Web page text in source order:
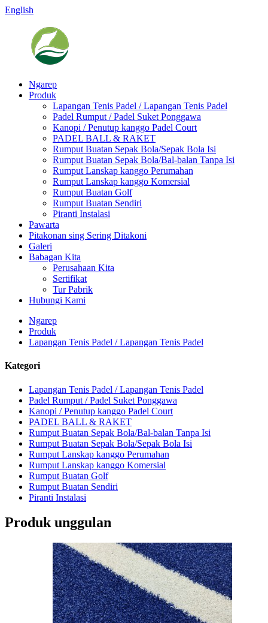
English
Ngarep
Produk
Lapangan Tenis Padel / Lapangan Tenis Padel
Padel Rumput / Padel Suket Ponggawa
Kanopi / Penutup kanggo Padel Court
PADEL BALL & RAKET
Rumput Buatan Sepak Bola/Sepak Bola Isi
Rumput Buatan Sepak Bola/Bal-balan Tanpa Isi
Rumput Lanskap kanggo Perumahan
Rumput Lanskap kanggo Komersial
Rumput Buatan Golf
Rumput Buatan Sendiri
Piranti Instalasi
Pawarta
Pitakonan sing Sering Ditakoni
Galeri
Babagan Kita
Perusahaan Kita
Sertifikat
Tur Pabrik
Hubungi Kami
Ngarep
Produk
Lapangan Tenis Padel / Lapangan Tenis Padel
Kategori
Lapangan Tenis Padel / Lapangan Tenis Padel
Padel Rumput / Padel Suket Ponggawa
Kanopi / Penutup kanggo Padel Court
PADEL BALL & RAKET
Rumput Buatan Sepak Bola/Bal-balan Tanpa Isi
Rumput Buatan Sepak Bola/Sepak Bola Isi
Rumput Lanskap kanggo Perumahan
Rumput Lanskap kanggo Komersial
Rumput Buatan Golf
Rumput Buatan Sendiri
Piranti Instalasi
Produk unggulan